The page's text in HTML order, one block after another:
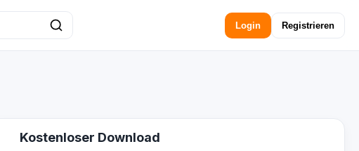
Login Registrieren
Kostenloser Download